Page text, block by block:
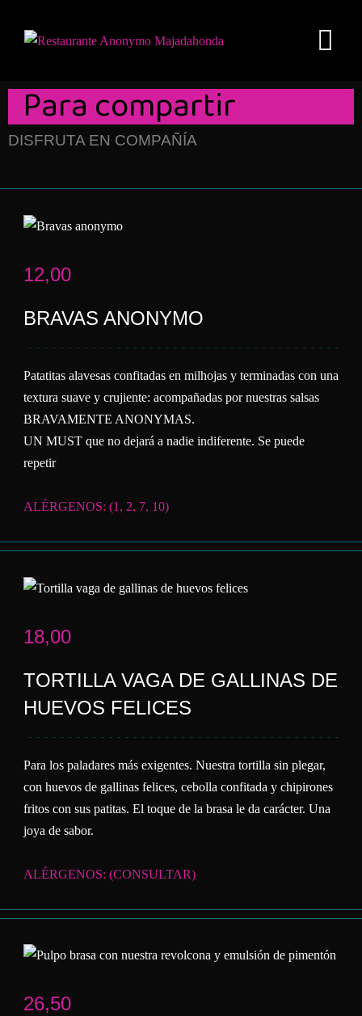
Para compartir
DISFRUTA EN COMPAÑÍA
12,00
BRAVAS ANONYMO
Patatitas alavesas confitadas en milhojas y terminadas con una
textura suave y crujiente: acompañadas por nuestras salsas
BRAVAMENTE ANONYMAS.
UN MUST que no dejará a nadie indiferente. Se puede
repetir
ALÉRGENOS: (1, 2, 7, 10)
18,00
TORTILLA VAGA DE GALLINAS DE
HUEVOS FELICES
Para los paladares más exigentes. Nuestra tortilla sin plegar,
con huevos de gallinas felices, cebolla confitada y chipirones
fritos con sus patitas. El toque de la brasa le da carácter. Una
joya de sabor.
ALÉRGENOS: (CONSULTAR)
26,50